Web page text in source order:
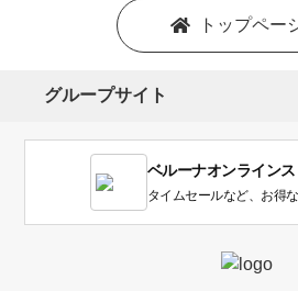
い
トップペー
グループサイト
ベルーナオンライン
タイムセールなど、お得